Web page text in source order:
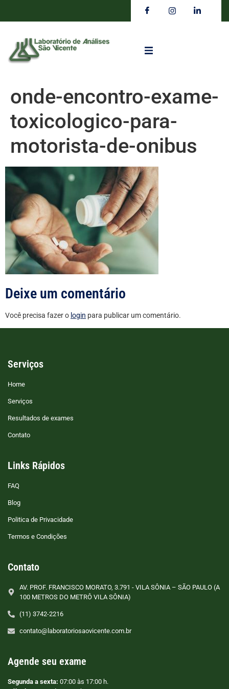
onde-encontro-exame-
toxicologico-para-
motorista-de-onibus
Deixe um comentário
Você precisa fazer o login para publicar um comentário.
Serviços
Home
Serviços
Resultados de exames
Contato
Links Rápidos
FAQ
Blog
Politica de Privacidade
Termos e Condições
Contato
AV. PROF. FRANCISCO MORATO, 3.791 - VILA SÔNIA – SÃO PAULO (A
100 METROS DO METRÔ VILA SÔNIA)
(11) 3742-2216
contato@laboratoriosaovicente.com.br
Agende seu exame
Segunda a sexta: 07:00 às 17:00 h.